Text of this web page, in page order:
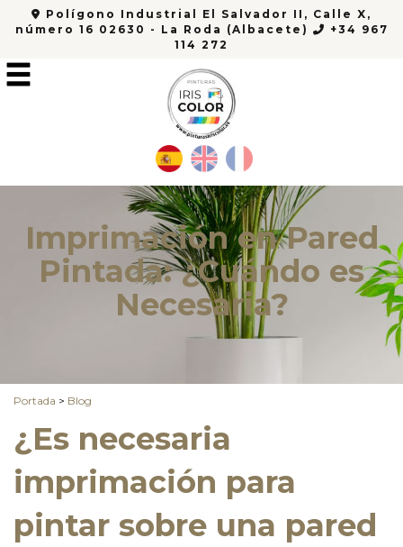
Polígono Industrial El Salvador II, Calle X,
número 16 02630 - La Roda (Albacete)
+34 967
114 272
Imprimación en Pared
Pintada: ¿Cuándo es
Necesaria?
Portada > Blog
¿Es necesaria
imprimación para
pintar sobre una pared